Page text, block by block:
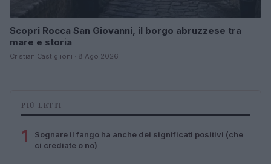
Scopri Rocca San Giovanni, il borgo abruzzese tra
mare e storia
Cristian Castiglioni · 8 Ago 2026
PIÙ LETTI
1
Sognare il fango ha anche dei significati positivi (che
ci crediate o no)